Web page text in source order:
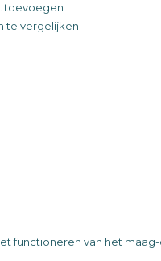
toevoegen
te vergelijken
functioneren van het